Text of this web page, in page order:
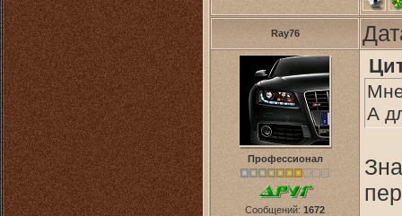
Ray76
Профессионал
Сообщений: 1672
А